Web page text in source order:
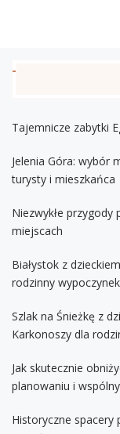
Tajemnicze zabytki
Jelenia Góra: wybór
turysty i mieszkańca
Niezwykłe
miejscach
Białystok z
rodzinny
Szlak na Śnieżkę z
Karkonoszy dla
Jak skutecznie
planowaniu i
Historyczne spacery